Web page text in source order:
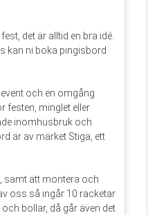
De
det är alltid en bra idé.
kan ni boka pingisbord
och en omgång
festen, minglet eller
inomhusbruk och
är av märket Stiga, ett
samt att montera och
oss så ingår 10 racketar
bollar, då går även det